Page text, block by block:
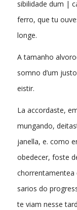
sibilidade dum |
ferro, que tu
longe.
A tamanho
somno d’um
eistir.
La accordaste,
mungando,
janella, e. como
obedecer, foste
chorrentamentea
sarios do
te viam nesse